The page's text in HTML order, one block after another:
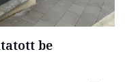
be